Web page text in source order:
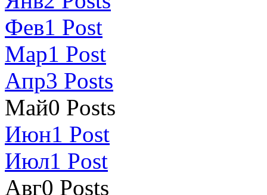
Фев1 Post
Мар1 Post
Апр3 Posts
Май0 Posts
Июн1 Post
Июл1 Post
Авг0 Posts